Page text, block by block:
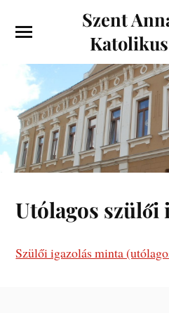
Szent
Utólagos szülői
Szülői igazolás minta